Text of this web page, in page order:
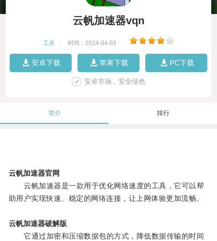
云帆加速器vqn
工具 时间：2024-04-03
安卓下载 苹果下载 PC下载
安卓市场，安全绿色
简介 排行
云帆加速器官网
云帆加速器是一款用于优化网络速度的工具，它可以帮
助用户实现快速、稳定的网络连接，让上网体验更加流畅。
云帆加速器破解版
它通过加密和压缩数据包的方式，降低数据传输的时间